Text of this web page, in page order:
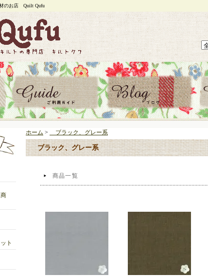
のお店 Quilt Qufu
ト
ホーム > ブラック、グレー系
ブラック、グレー系
商品一覧